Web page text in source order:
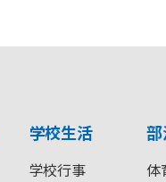
学校生活
学校行事 体